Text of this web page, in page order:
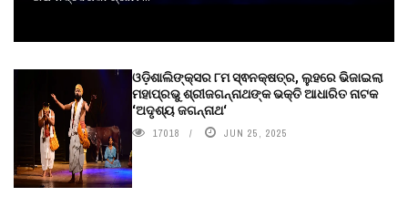
ଓଡ଼ିଶାଲିଙ୍କ୍ସର ୮ମ ସ୍ଵନକ୍ଷତ୍ର, ଲୁହରେ ଭିଜାଇଲା
ମହାପ୍ରଭୁ ଶ୍ରୀଜଗନ୍ନାଥଙ୍କ ଭକ୍ତି ଆଧାରିତ ନାଟକ
‘ଅଦୃଶ୍ୟ ଜଗନ୍ନାଥ‘
17018 JUN 25, 2025